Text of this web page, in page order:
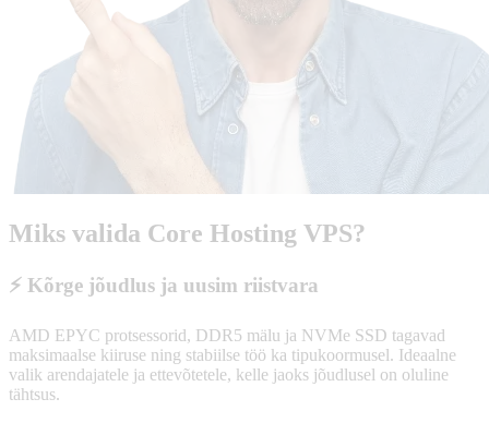
Miks valida Core Hosting VPS?
⚡ Kõrge jõudlus ja uusim riistvara
AMD EPYC protsessorid, DDR5 mälu ja NVMe SSD tagavad
maksimaalse kiiruse ning stabiilse töö ka tipukoormusel. Ideaalne
valik arendajatele ja ettevõtetele, kelle jaoks jõudlusel on oluline
tähtsus.